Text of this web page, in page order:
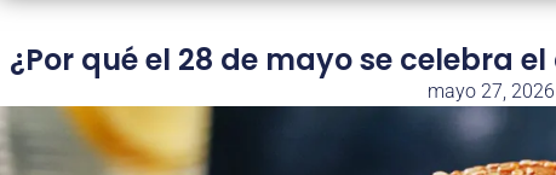
¿Por qué el 28 de mayo se celebra
mayo 27, 2026